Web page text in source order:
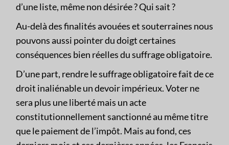
d’une liste, même non désirée ? Qui sait ?
Au-delà des finalités avouées et souterraines nous
pouvons aussi pointer du doigt certaines
conséquences bien réelles du suffrage obligatoire.
D’une part, rendre le suffrage obligatoire fait de ce
droit inaliénable un devoir impérieux. Voter ne
sera plus une liberté mais un acte
constitutionnellement sanctionné au même titre
que le paiement de l’impôt. Mais au fond, ces